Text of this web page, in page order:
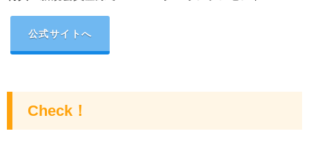
公式サイトへ
Check！